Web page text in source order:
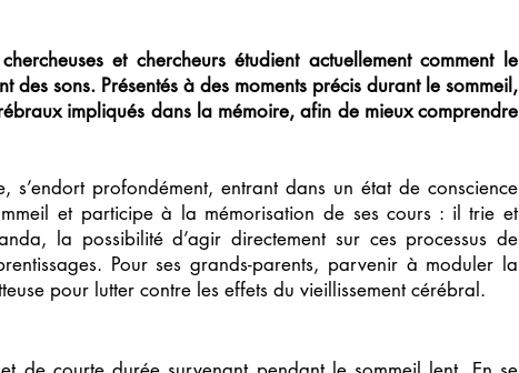
et chercheurs étudient actuellement comment le
sons. Présentés à des moments précis durant le sommeil,
impliqués dans la mémoire, afin de mieux comprendre
profondément, entrant dans un état de conscience
et participe à la mémorisation de ses cours : il trie et
la possibilité d’agir directement sur ces processus de
Pour ses grands-parents, parvenir à moduler la
pour lutter contre les effets du vieillissement cérébral.